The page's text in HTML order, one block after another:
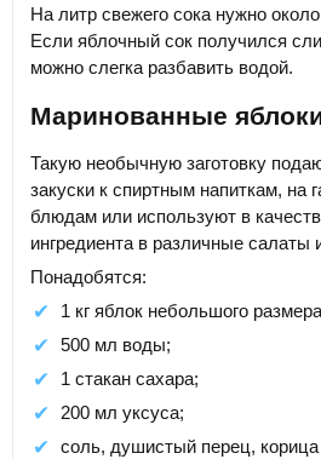
На литр свежего сока нужно
Если яблочный сок получился
можно слегка разбавить водой.
Маринованные
Такую необычную заготовку
закуски к спиртным напиткам, на
блюдам или используют в
ингредиента в различные салаты
Понадобятся:
1 кг яблок небольшого
500 мл воды;
1 стакан сахара;
200 мл уксуса;
соль, душистый перец, корица